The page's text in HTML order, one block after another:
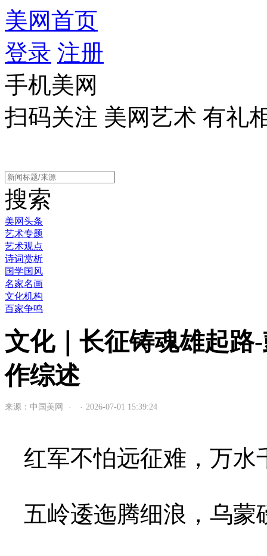
美网首页
登录 注册
手机美网
扫码关注 美网艺术 有礼
搜索
美网头条
艺术专题
艺术观点
诗词赏析
国学国风
名家名画
文化机构
百家争鸣
文化｜长征铸魂雄起路
作综述
来源：中国美网 · · 2026-07-01 15:39:24
红军不怕远征难，万水
五岭逶迤腾细浪，乌蒙